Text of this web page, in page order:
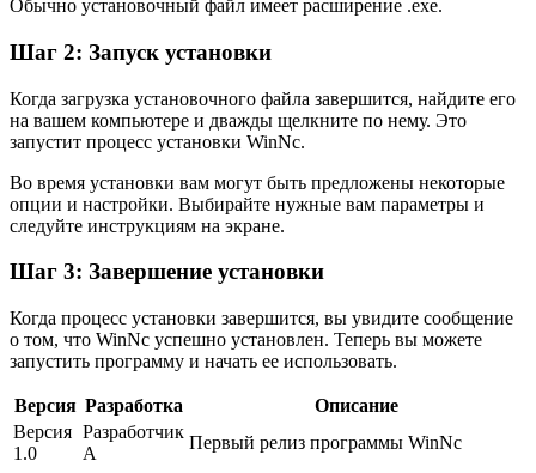
Обычно установочный файл имеет расширение .exe.
Шаг 2: Запуск установки
Когда загрузка установочного файла завершится, найдите его
на вашем компьютере и дважды щелкните по нему. Это
запустит процесс установки WinNc.
Во время установки вам могут быть предложены некоторые
опции и настройки. Выбирайте нужные вам параметры и
следуйте инструкциям на экране.
Шаг 3: Завершение установки
Когда процесс установки завершится, вы увидите сообщение
о том, что WinNc успешно установлен. Теперь вы можете
запустить программу и начать ее использовать.
Версия Разработка
Описание
Версия
1.0
Разработчик
А
Первый релиз программы WinNc